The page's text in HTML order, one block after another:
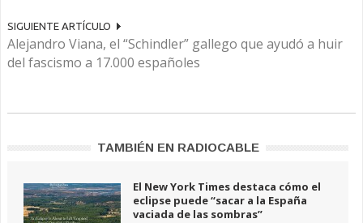
SIGUIENTE ARTÍCULO
Alejandro Viana, el “Schindler” gallego que ayudó a huir
del fascismo a 17.000 españoles
TAMBIÉN EN RADIOCABLE
El New York Times destaca cómo el
eclipse puede “sacar a la España
vaciada de las sombras”